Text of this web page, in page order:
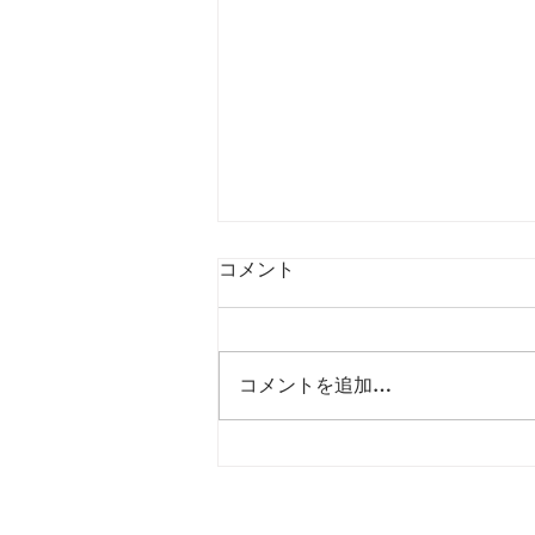
コメント
コメントを追加…